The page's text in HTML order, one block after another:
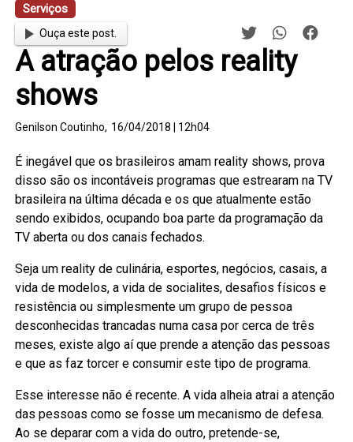
Serviços
Ouça este post.
A atração pelos reality
shows
Genilson Coutinho, 16/04/2018 | 12h04
É inegável que os brasileiros amam reality shows, prova
disso são os incontáveis programas que estrearam na TV
brasileira na última década e os que atualmente estão
sendo exibidos, ocupando boa parte da programação da
TV aberta ou dos canais fechados.
Seja um reality de culinária, esportes, negócios, casais, a
vida de modelos, a vida de socialites, desafios físicos e
resistência ou simplesmente um grupo de pessoa
desconhecidas trancadas numa casa por cerca de três
meses, existe algo aí que prende a atenção das pessoas
e que as faz torcer e consumir este tipo de programa.
Esse interesse não é recente. A vida alheia atrai a atenção
das pessoas como se fosse um mecanismo de defesa.
Ao se deparar com a vida do outro, pretende-se,